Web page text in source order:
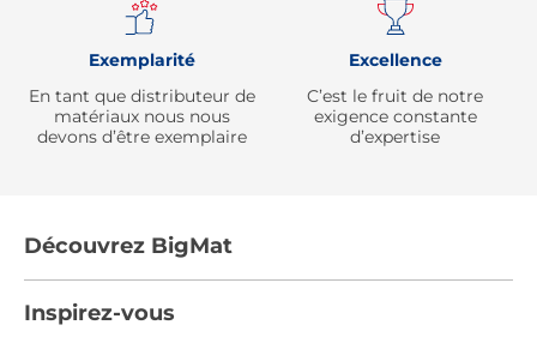
Exemplarité
En tant que distributeur de
matériaux nous nous
devons d’être exemplaire
Excellence
C’est le fruit de notre
exigence constante
d’expertise
Découvrez BigMat
Inspirez-vous